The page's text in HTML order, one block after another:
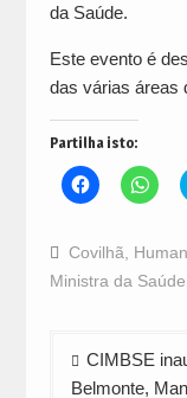
da Saúde.
Este evento é
das várias áreas
Partilha isto:
Click
to
Facebook
(Opens
in
new
Click
to
in
new
Covilhã
Ministra da Saúde
Navegação
de
CIMBSE
Belmonte,